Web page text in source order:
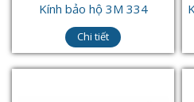
Kính bảo hộ 3M 334
Chi tiết